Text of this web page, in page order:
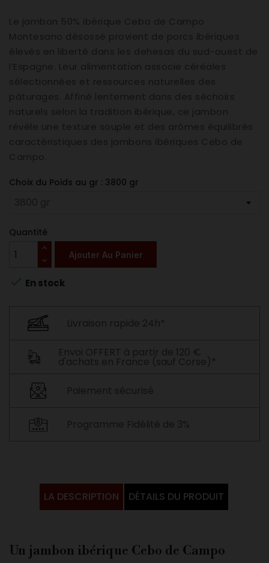
Choix du Poids au gr : 3800 gr
Quantité
Ajouter Au Panier
 En stock
LA DESCRIPTION DÉTAILS DU PRODUIT
Un jambon ibérique Cebo de Campo